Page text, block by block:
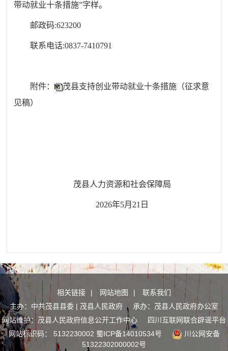
带动就业十条措施”字样。
邮政码:623200
联系电话:0837-7410791
附件：
茂县支持创业带动就业十条措施（征求意
见稿）
茂县人力资源和社会保障局
2026年5月21日
相关链接 | 网站地图 |
联系我们
主办：中共茂县县委 | 茂县人民政府 承办：茂县人民政府办公室
网站维护：茂县人民政府信息公开工作中心
四川互联网联合辟谣平台
网站标识码： 5132230002 蜀ICP备14010534号
川公网安备
51322302000002号